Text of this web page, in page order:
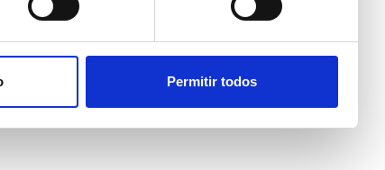
site com os nossos parceiros de redes sociais, de
que lhes forneceu ou recolhidas por estes a
Permitir todos